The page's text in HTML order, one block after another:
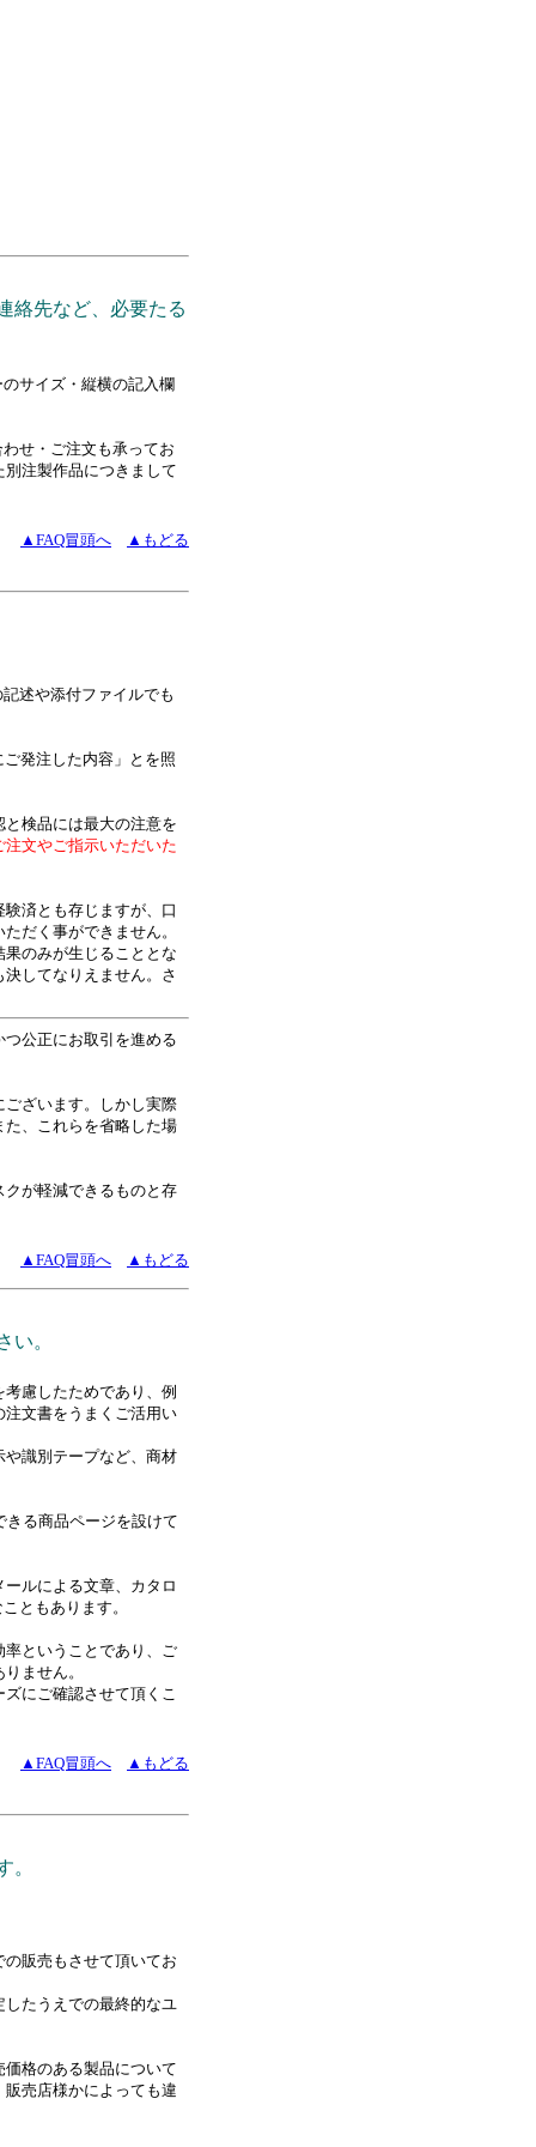
絡先など、必要たる
サイズ・縦横の記入欄
せ・ご注文も承ってお
別注製作品につきまして
▲FAQ冒頭へ ▲もどる
述や添付ファイルでも
発注した内容」とを照
検品には最大の注意を
文やご指示いただいた
済とも存じますが、口
だく事ができません。
のみが生じることとな
してなりえません。さ
公正にお取引を進める
ざいます。しかし実際
、これらを省略した場
が軽減できるものと存
▲FAQ冒頭へ ▲もどる
い。
慮したためであり、例
文書をうまくご活用い
識別テープなど、商材
る商品ページを設けて
ルによる文章、カタロ
ともあります。
ということであり、ご
ません。
にご確認させて頂くこ
▲FAQ冒頭へ ▲もどる
。
販売もさせて頂いてお
たうえでの最終的なユ
格のある製品について
売店様かによっても違